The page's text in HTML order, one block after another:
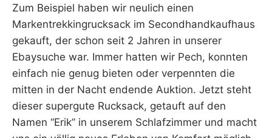
Zum Beispiel haben wir neulich einen
Markentrekkingrucksack im Secondhandkaufhaus
gekauft, der schon seit 2 Jahren in unserer
Ebaysuche war. Immer hatten wir Pech, konnten
einfach nie genug bieten oder verpennten die
mitten in der Nacht endende Auktion. Jetzt steht
dieser supergute Rucksack, getauft auf den
Namen “Erik” in unserem Schlafzimmer und macht